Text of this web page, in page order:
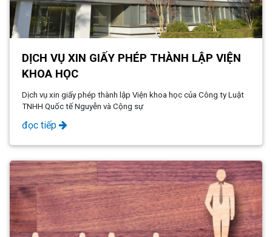
DỊCH VỤ XIN GIẤY PHÉP THÀNH LẬP VIỆN
KHOA HỌC
Dịch vụ xin giấy phép thành lập Viện khoa học của Công ty Luật
TNHH Quốc tế Nguyễn và Cộng sự
đọc tiếp